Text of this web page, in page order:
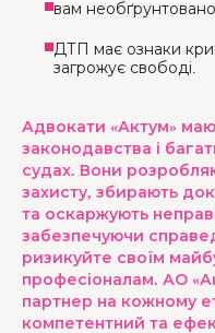
вам
ДТП має ознаки
загрожує свободі.
Адвокати «Актум»
законодавства і
судах. Вони
захисту, збирають
та оскаржують
забезпечуючи
ризикуйте своїм
професіоналам. АО
партнер на кожному
компетентний та